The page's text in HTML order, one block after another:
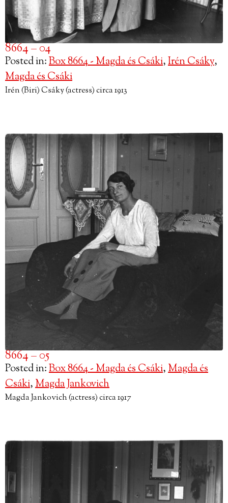
8664 – 04
Posted in:Box 8664 - Magda és Csáki,Irén Csáky,
Magda és Csáki
Irén (Biri) Csáky (actress) circa 1913
8664 – 05
Posted in:Box 8664 - Magda és Csáki,Magda és
Csáki,Magda Jankovich
Magda Jankovich (actress) circa 1917